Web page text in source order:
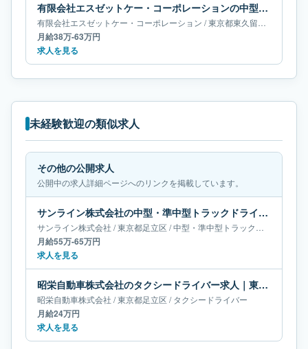
有限会社エスゼットケー・コーポレーションの中型・準中型トラックドライバー求人｜東京都東久留米市｜月給38万-63万円
有限会社エスゼットケー・コーポレーション /東京都東久留米市
月給38万-63万円
求人を見る
未経験歓迎の類似求人
その他の公開求人
公開中の求人詳細ページへのリンクを掲載しています。
サンライン株式会社の中型・準中型トラックドライバー求人｜東京都足立区｜月給55万-65万円
サンライン株式会社 /東京都足立区 /中型・準中型トラックドライバー
月給55万-65万円
求人を見る
昭栄自動車株式会社のタクシードライバー求人｜東京都足立区｜月給24万円
昭栄自動車株式会社 /東京都足立区 /タクシードライバー
月給24万円
求人を見る